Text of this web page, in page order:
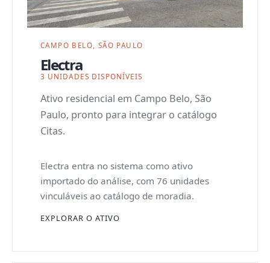
CAMPO BELO, SÃO PAULO
Electra
3 UNIDADES DISPONÍVEIS
Ativo residencial em Campo Belo, São
Paulo, pronto para integrar o catálogo
Citas.
Electra entra no sistema como ativo
importado do análise, com 76 unidades
vinculáveis ao catálogo de moradia.
EXPLORAR O ATIVO